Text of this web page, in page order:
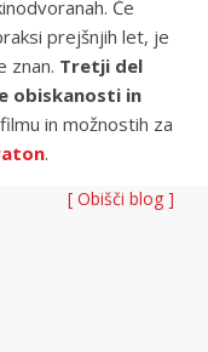
Če
prejšnjih let, je
znan. Tretji del
obiskanosti in
in možnostih za
.
[ Obišči blog ]